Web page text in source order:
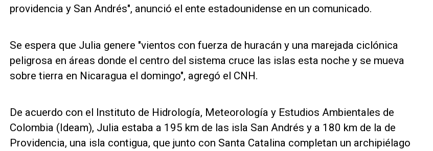
providencia y San Andrés", anunció el ente estadounidense en un comunicado.
Se espera que Julia genere "vientos con fuerza de huracán y una marejada ciclónica
peligrosa en áreas donde el centro del sistema cruce las islas esta noche y se mueva
sobre tierra en Nicaragua el domingo", agregó el CNH.
De acuerdo con el Instituto de Hidrología, Meteorología y Estudios Ambientales de
Colombia (Ideam), Julia estaba a 195 km de las isla San Andrés y a 180 km de la de
Providencia, una isla contigua, que junto con Santa Catalina completan un archipiélago